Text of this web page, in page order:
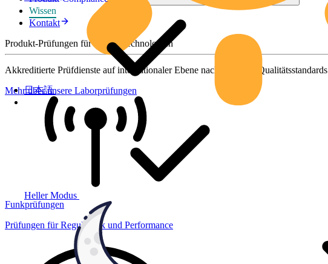
Heller Modus
日本語
Wissen
Kontakt
Produkt-Prüfungen für smarte Technologien
Akkreditierte Prüfdienste auf internationaler Ebene nach höchsten Qualitätsstandards
Mehr über unsere Laborprüfungen
Funkprüfungen
Prüfungen für Regulatorik und Performance